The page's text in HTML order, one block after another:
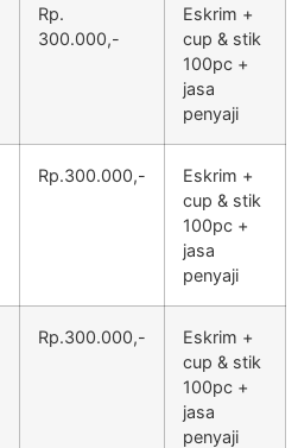
Rp.
300.000,-
Eskrim +
cup & stik
100pc +
jasa
penyaji
Rp.300.000,-
Eskrim +
cup & stik
100pc +
jasa
penyaji
Rp.300.000,-
Eskrim +
cup & stik
100pc +
jasa
penyaji